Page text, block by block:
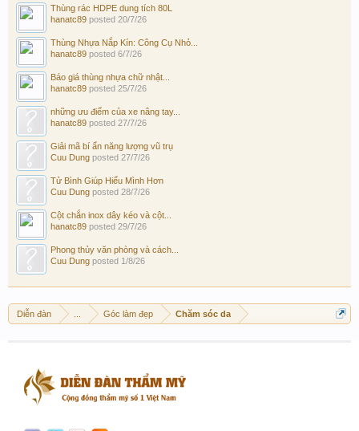
Thùng rác HDPE dung tích 80L
hanatc89 posted 20/7/26
Thùng Nhựa Nắp Kín: Công Cụ Nhỏ...
hanatc89 posted 6/7/26
Báo giá thùng nhựa chữ nhật...
hanatc89 posted 25/7/26
những ưu điểm của xe nâng tay...
hanatc89 posted 27/7/26
Giải mã bí ẩn năng lượng vũ trụ
Cuu Dung posted 27/7/26
Tử Bình Giúp Hiểu Mình Hơn
Cuu Dung posted 28/7/26
Cột chắn inox dây kéo và cột...
hanatc89 posted 29/7/26
Phong thủy văn phòng và cách...
Cuu Dung posted 1/8/26
Diễn đàn Góc làm đẹp Chăm sóc da